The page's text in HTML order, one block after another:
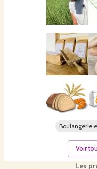
Les
Boulangerie
Voir